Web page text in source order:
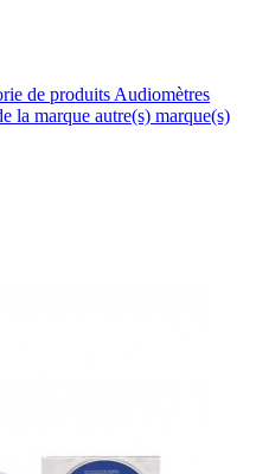
de produits Audiomètres
la marque autre(s) marque(s)